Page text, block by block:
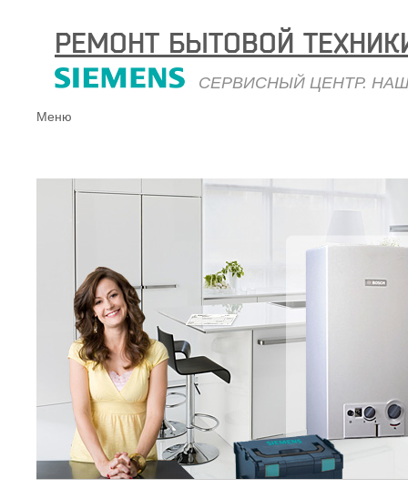
РЕМОНТ БЫТОВОЙ
СЕРВИСНЫЙ ЦЕНТР.
Меню
На главную Услуги по ремонту
Запчасти для бытовой